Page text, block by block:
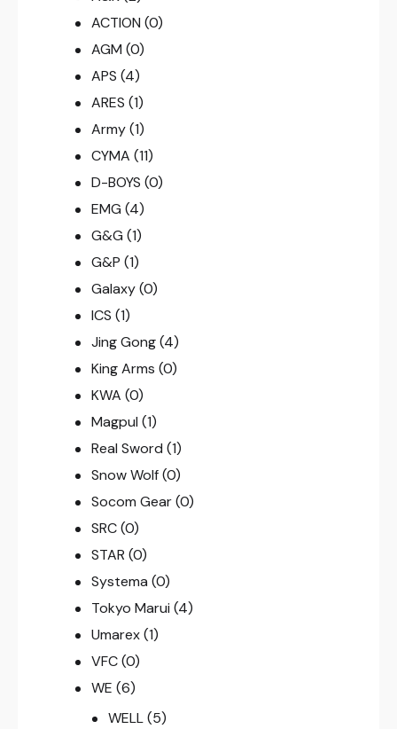
ACTION (0)
AGM (0)
APS (4)
ARES (1)
Army (1)
CYMA (11)
D-BOYS (0)
EMG (4)
G&G (1)
G&P (1)
Galaxy (0)
ICS (1)
Jing Gong (4)
King Arms (0)
KWA (0)
Magpul (1)
Real Sword (1)
Snow Wolf (0)
Socom Gear (0)
SRC (0)
STAR (0)
Systema (0)
Tokyo Marui (4)
Umarex (1)
VFC (0)
WE (6)
WELL (5)